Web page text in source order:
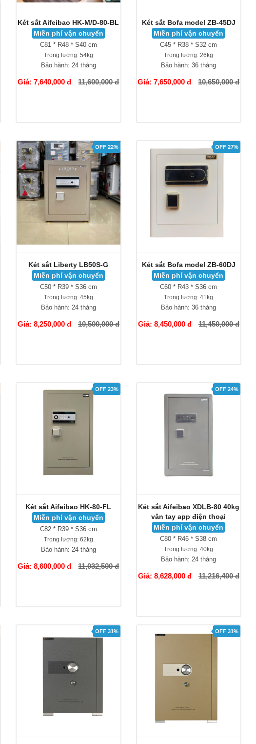
Két sắt Aifeibao HK-M/D-80-BL
Miễn phí vận chuyển
C81 * R48 * S40 cm
Trọng lượng:54kg
Bảo hành: 24 tháng
Giá: 7,640,000 đ 11,600,000 đ
Két sắt Bofa model ZB-45DJ
Miễn phí vận chuyển
C45 * R38 * S32 cm
Trọng lượng: 26kg
Bảo hành: 36 tháng
Giá: 7,650,000 đ 10,650,000 đ
OFF 22%
Két sắt Liberty LB50S-G
Miễn phí vận chuyển
C50 * R39 * S36 cm
Trọng lượng:45kg
Bảo hành: 24 tháng
Giá: 8,250,000 đ 10,500,000 đ
OFF 27%
Két sắt Bofa model ZB-60DJ
Miễn phí vận chuyển
C60 * R43 * S36 cm
Trọng lượng: 41kg
Bảo hành: 36 tháng
Giá: 8,450,000 đ 11,450,000 đ
OFF 23%
Két sắt Aifeibao HK-80-FL
Miễn phí vận chuyển
C82 * R39 * S36 cm
Trọng lượng:62kg
Bảo hành: 24 tháng
Giá: 8,600,000 đ 11,032,500 đ
OFF 24%
Két sắt Aifeibao XDLB-80 40kg
vân tay app điện thoại
Miễn phí vận chuyển
C80 * R46 * S38 cm
Trọng lượng: 40kg
Bảo hành: 24 tháng
Giá: 8,628,000 đ 11,216,400 đ
OFF 31% OFF 31%